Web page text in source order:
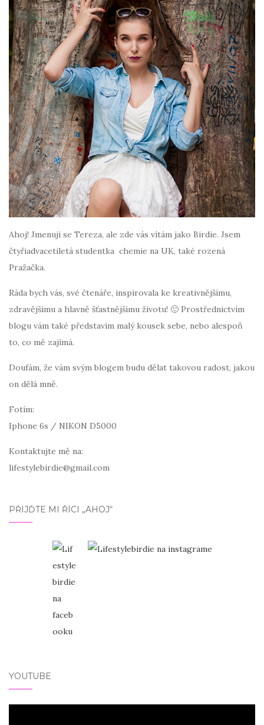
Ahoj! Jmenuji se Tereza, ale zde vás vítám jako Birdie. Jsem
čtyřiadvacetiletá studentka chemie na UK, také rozená
Pražačka.
Ráda bych vás, své čtenáře, inspirovala ke kreativnějšímu,
zdravějšímu a hlavně šťastnějšímu životu! 🙂 Prostřednictvím
blogu vám také představím malý kousek sebe, nebo alespoň
to, co mě zajímá.
Doufám, že vám svým blogem budu dělat takovou radost, jakou
on dělá mně.
Fotím:
Iphone 6s / NIKON D5000
Kontaktujte mě na:
lifestylebirdie@gmail.com
PŘIJĎTE MI ŘÍCI „AHOJ“
YOUTUBE